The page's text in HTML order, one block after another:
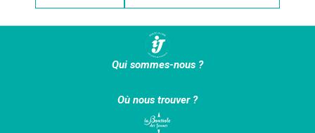
Qui sommes-nous ?
Où nous trouver ?